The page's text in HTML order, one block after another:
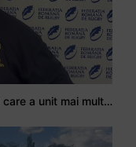
Stejarul Iulian Hartig: A fost un turneu care a unit mai mult echipa